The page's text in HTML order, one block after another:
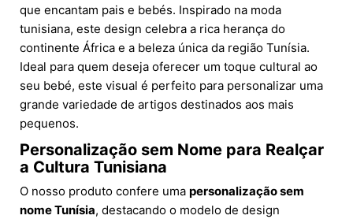
que encantam pais e bebés. Inspirado na moda
tunisiana, este design celebra a rica herança do
continente África e a beleza única da região Tunísia.
Ideal para quem deseja oferecer um toque cultural ao
seu bebé, este visual é perfeito para personalizar uma
grande variedade de artigos destinados aos mais
pequenos.
Personalização sem Nome para Realçar
a Cultura Tunisiana
O nosso produto confere uma personalização sem
nome Tunísia, destacando o modelo de design